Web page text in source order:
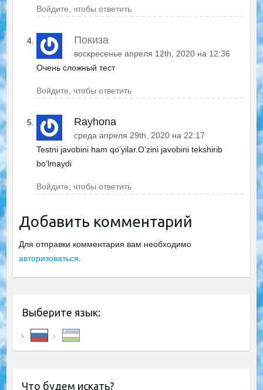
Войдите, чтобы ответить
Покиза
воскресенье апреля 12th, 2020 на 12:36
Очень сложный тест
Войдите, чтобы ответить
Rayhona
среда апреля 29th, 2020 на 22:17
Testni javobini ham qo’yilar.O’zini javobini tekshirib
bo’lmaydi
Войдите, чтобы ответить
Добавить комментарий
Для отправки комментария вам необходимо
авторизоваться.
Выберите язык:
Что будем искать?